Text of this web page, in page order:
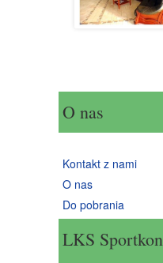
O nas
Kontakt z nami
O nas
Do pobrania
LKS